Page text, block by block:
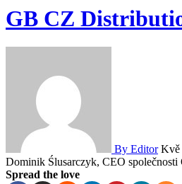
GB CZ
By Editor Kvě
Dominik Ślusarczyk, CEO
Spread the love